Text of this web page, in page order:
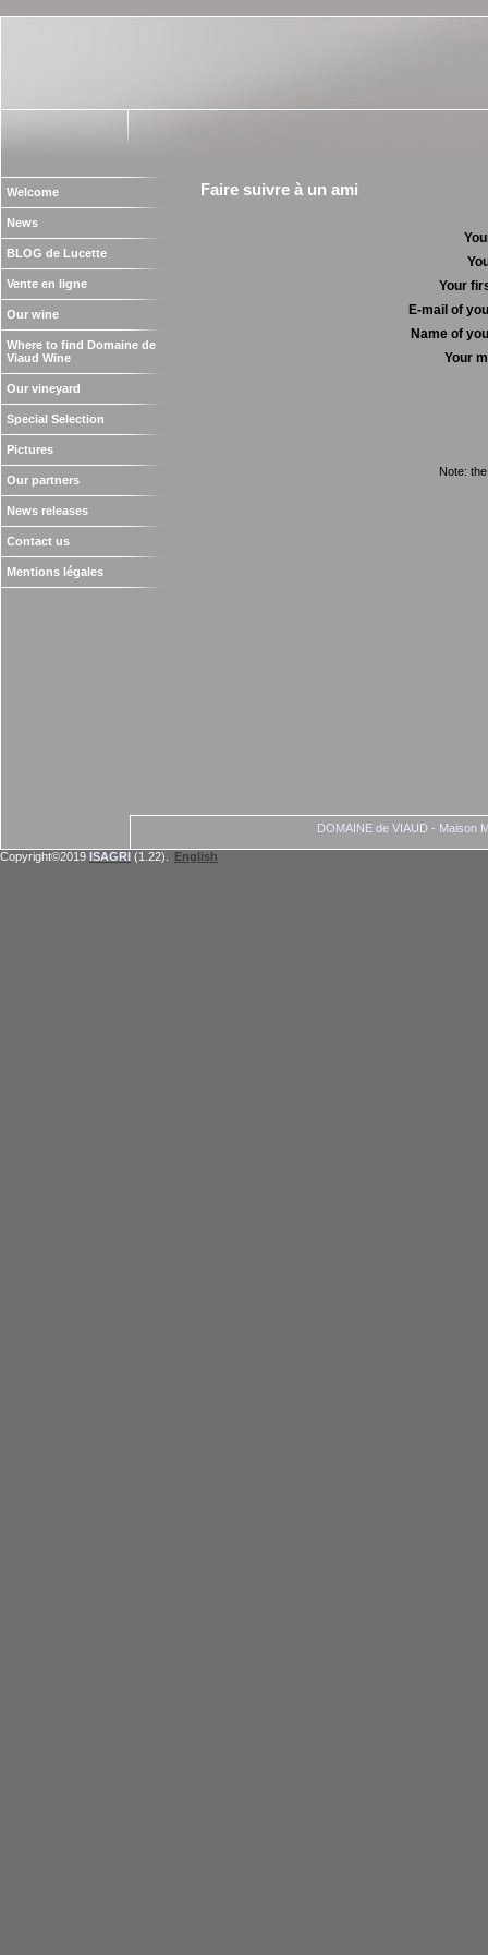
Welcome
News
BLOG de Lucette
Vente en ligne
Our wine
Where to find Domaine de
Viaud Wine
Our vineyard
Special Selection
Pictures
Our partners
News releases
Contact us
Mentions légales
Faire suivre à un ami
Your
E-mail of
Name of
Your
Note:
DOMAINE de VIAUD - Maison
Copyright©2019 ISAGRI (1.22). English